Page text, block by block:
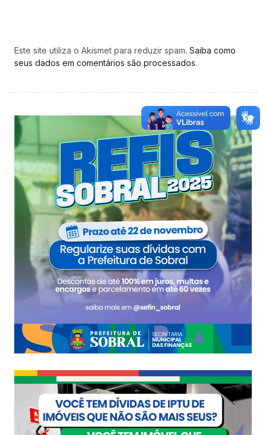
Este site utiliza o Akismet para reduzir spam. Saiba como
seus dados em comentários são processados.